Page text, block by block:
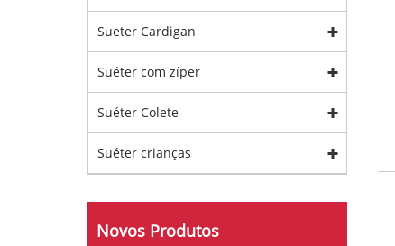
Sueter Cardigan
Suéter com zíper
Suéter Colete
Suéter crianças
Novos Produtos